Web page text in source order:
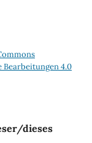
4.0
dieses